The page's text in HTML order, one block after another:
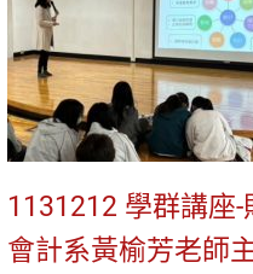
1131212 學群講座
會計系黃榆芳老師